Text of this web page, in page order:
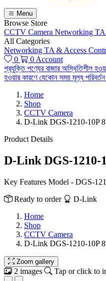
Menu
Browse Store
CCTV Camera Networking TA
All Categories
Networking TA & Access
0
0 Account
প্রযুক্তি পণ্যের বাজার অস্থিতিশীল
হওয়ার কারণে যেকোন সময় মূল্য
Home
Shop
CCTV Camera
D-Link DGS-1210-10P
Product Details
D-Link DGS-1210-
Key Features Model - DGS-
Ready to order
D-Link
Home
Shop
CCTV Camera
D-Link DGS-1210-10P
Zoom gallery
2 images Tap or click to